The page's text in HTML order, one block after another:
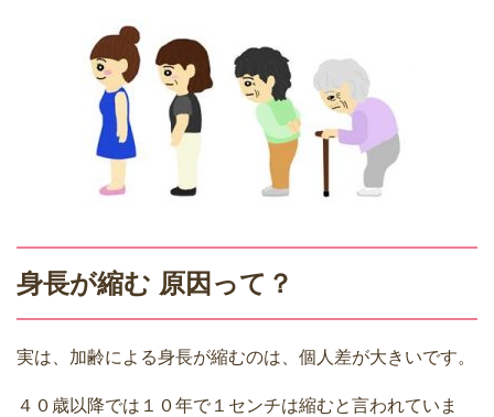
身長が縮む 原因って？
実は、加齢による身長が縮むのは、個人差が大きいです。
４０歳以降では１０年で１センチは縮むと言われていま